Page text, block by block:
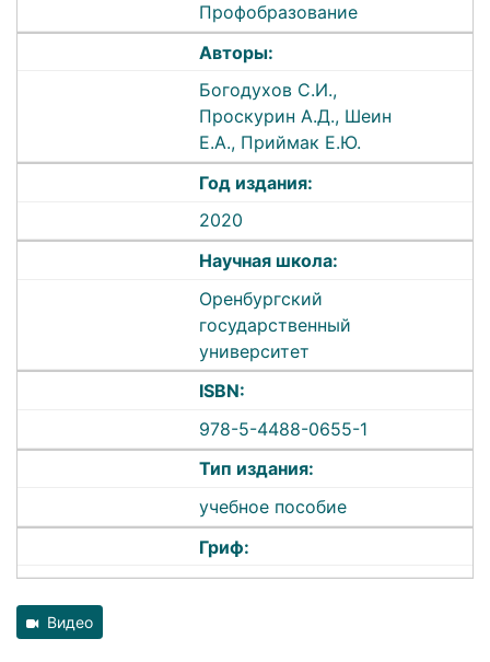
Профобразование
Авторы:
Богодухов С.И.,
Проскурин А.Д., Шеин
Е.А., Приймак Е.Ю.
Год издания:
2020
Научная школа:
Оренбургский
государственный
университет
ISBN:
978-5-4488-0655-1
Тип издания:
учебное пособие
Гриф:
Видео